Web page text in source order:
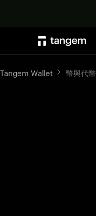
Tangem Wallet 幣與代幣